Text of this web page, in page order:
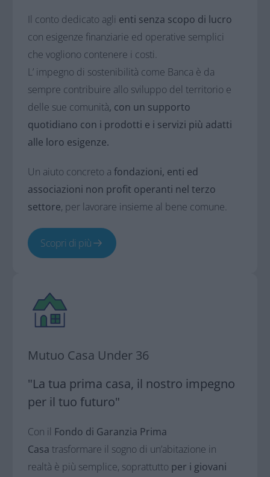
Il conto dedicato agli enti senza scopo di lucro
con esigenze finanziarie ed operative semplici
che vogliono contenere i costi.
L’ impegno di sostenibilità come Banca è da
sempre contribuire allo sviluppo del territorio e
delle sue comunità, con un supporto
quotidiano con i prodotti e i servizi più adatti
alle loro esigenze.
Un aiuto concreto afondazioni, enti ed
associazioni non profit operanti nel terzo
settore, per lavorare insieme al bene comune.
Scopri di più
Mutuo Casa Under 36
"La tua prima casa, il nostro impegno
per il tuo futuro"
Con il Fondo di Garanzia Prima
Casa trasformare il sogno di un’abitazione in
realtà è più semplice, soprattutto per i giovani